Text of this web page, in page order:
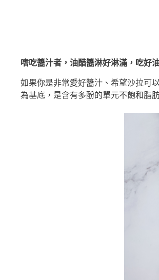
嗜吃醬汁者，油醋醬淋好淋滿，吃好油
如果你是非常愛好醬汁、希望沙拉可
為基底，是含有多酚的單元不飽和脂